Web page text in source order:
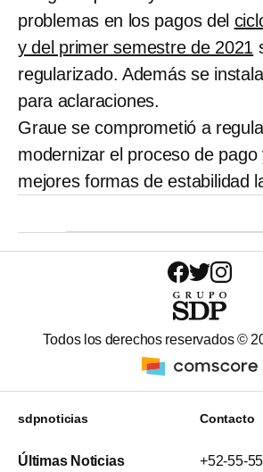
problemas en los pagos del
y del primer semestre de 2021
regularizado. Además se
para aclaraciones.
Graue se comprometió a
modernizar el proceso de
mejores formas de estabilidad
Todos los derechos reservados ©
sdpnoticias
Últimas Noticias
Contacto
+52-55-